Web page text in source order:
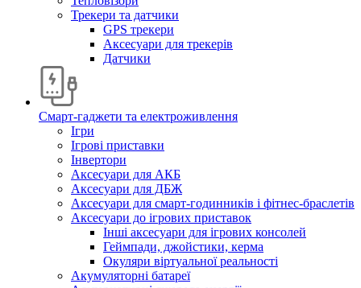
Трекери та датчики
GPS трекери
Аксесуари для трекерів
Датчики
Смарт-гаджети та електроживлення
Ігри
Ігрові приставки
Інвертори
Аксесуари для АКБ
Аксесуари для ДБЖ
Аксесуари для смарт-годинників і фітнес-браслетів
Аксесуари до ігрових приставок
Інші аксесуари для ігрових консолей
Геймпади, джойстики, керма
Окуляри віртуальної реальності
Акумуляторні батареї